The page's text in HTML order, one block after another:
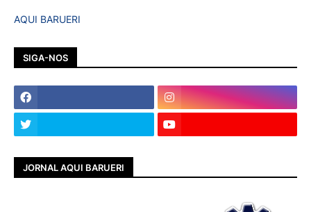
AQUI BARUERI
SIGA-NOS
JORNAL AQUI BARUERI